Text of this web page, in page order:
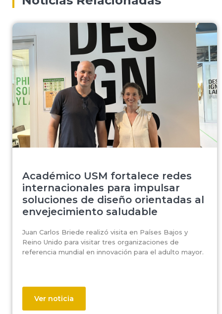
Académico USM fortalece redes
internacionales para impulsar
soluciones de diseño orientadas al
envejecimiento saludable
Juan Carlos Briede realizó visita en Países Bajos y
Reino Unido para visitar tres organizaciones de
referencia mundial en innovación para el adulto mayor.
Ver noticia